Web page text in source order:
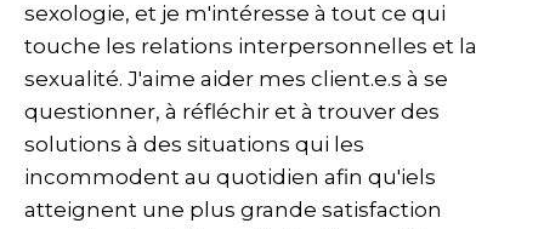
sexologie, et je m'intéresse à tout ce qui
touche les relations interpersonnelles et la
sexualité. J'aime aider mes client.e.s à se
questionner, à réfléchir et à trouver des
solutions à des situations qui les
incommodent au quotidien afin qu'iels
atteignent une plus grande satisfaction